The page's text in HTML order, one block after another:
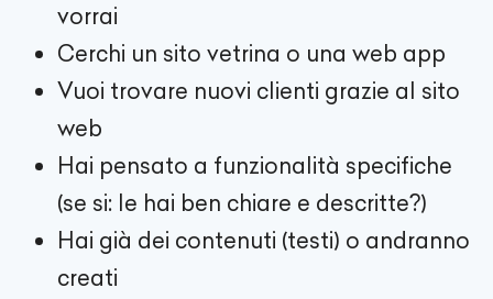
vorrai
Cerchi un sito vetrina o una web app
Vuoi trovare nuovi clienti grazie al sito
web
Hai pensato a funzionalità specifiche
(se si: le hai ben chiare e descritte?)
Hai già dei contenuti (testi) o andranno
creati